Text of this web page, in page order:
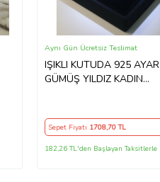
IŞIKLI KUTUDA 925 AYAR
GÜMÜŞ YILDIZ KADIN
Aynı Gün Ücretsiz Teslimat
Sepet Fiyatı 1708,70 TL
182,26 TL'den Başlayan Taksitlerle